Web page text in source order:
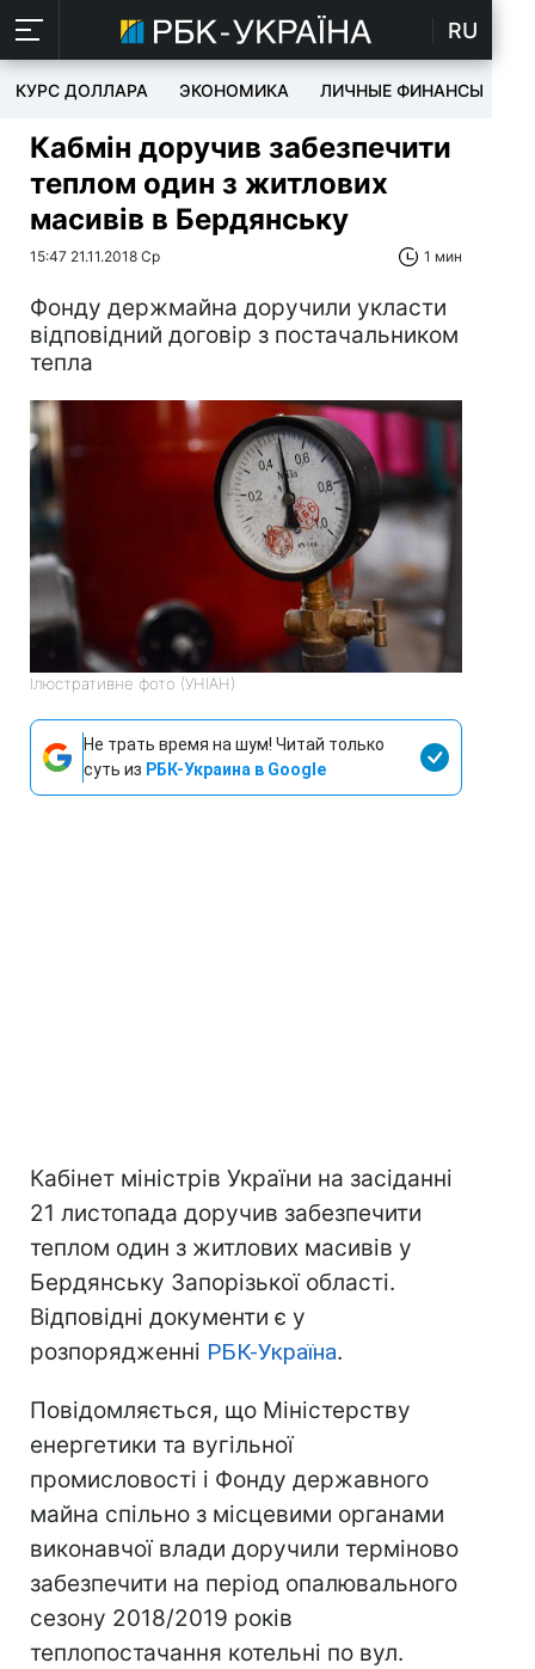
RU
КУРС ДОЛЛАРА ЭКОНОМИКА ЛИЧНЫЕ ФИНАНСЫ
Кабмін доручив забезпечити
теплом один з житлових
масивів в Бердянську
15:47 21.11.2018 Ср 1 мин
Фонду держмайна доручили укласти
відповідний договір з постачальником
тепла
Ілюстративне фото (УНІАН)
Не трать время на шум! Читай только
суть из РБК-Украина в Google
Кабінет міністрів України на засіданні
21 листопада доручив забезпечити
теплом один з житлових масивів у
Бердянську Запорізької області.
Відповідні документи є у
розпорядженні РБК-Україна.
Повідомляється, що Міністерству
енергетики та вугільної
промисловості і Фонду державного
майна спільно з місцевими органами
виконавчої влади доручили терміново
забезпечити на період опалювального
сезону 2018/2019 років
теплопостачання котельні по вул.